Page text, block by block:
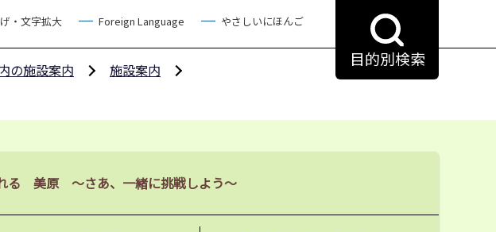
・文字拡大 Foreign Language やさしいにほんご
目的別検索
の施設案内
施設案内
る 美原 ～さあ、一緒に挑戦しよう～